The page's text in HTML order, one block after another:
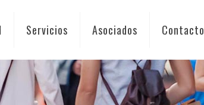
Servicios Asociados Contacto